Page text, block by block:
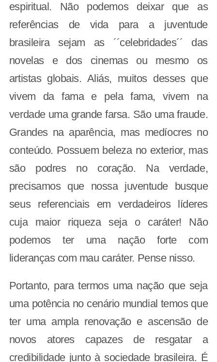
espiritual. Não podemos deixar que as
referências de vida para a juventude
brasileira sejam as ´´celebridades´´ das
novelas e dos cinemas ou mesmo os
artistas globais. Aliás, muitos desses que
vivem da fama e pela fama, vivem na
verdade uma grande farsa. São uma fraude.
Grandes na aparência, mas medíocres no
conteúdo. Possuem beleza no exterior, mas
são podres no coração. Na verdade,
precisamos que nossa juventude busque
seus referenciais em verdadeiros líderes
cuja maior riqueza seja o caráter! Não
podemos ter uma nação forte com
lideranças com mau caráter. Pense nisso.
Portanto, para termos uma nação que seja
uma potência no cenário mundial temos que
ter uma ampla renovação e ascensão de
novos atores capazes de resgatar a
credibilidade junto à sociedade brasileira. É